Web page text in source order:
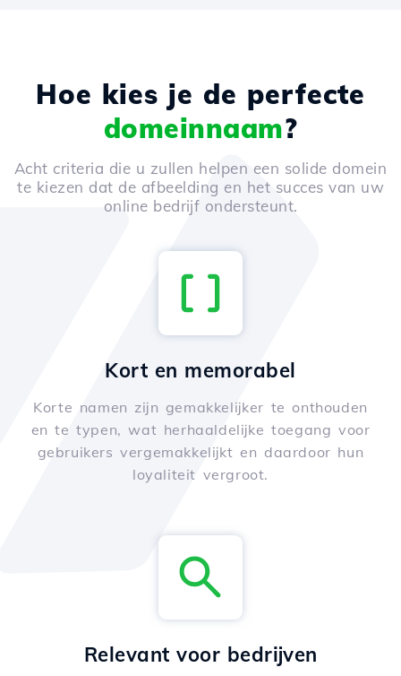
Hoe kies je de perfecte
domeinnaam?
Acht criteria die u zullen helpen een solide domein
te kiezen dat de afbeelding en het succes van uw
online bedrijf ondersteunt.
Kort en memorabel
Korte namen zijn gemakkelijker te onthouden
en te typen, wat herhaaldelijke toegang voor
gebruikers vergemakkelijkt en daardoor hun
loyaliteit vergroot.
Relevant voor bedrijven